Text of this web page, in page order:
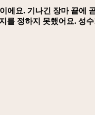
에요. 기나긴 장마 끝에
를 정하지 못했어요. 성